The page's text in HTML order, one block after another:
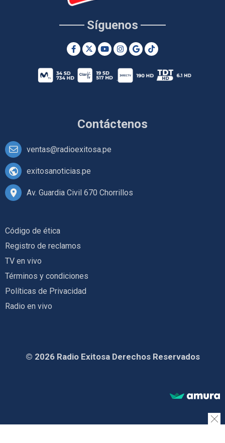
Contáctenos
ventas@radioexitosa.pe
exitosanoticias.pe
Av. Guardia Civil 670 Chorrillos
Síguenos
Código de ética
Registro de reclamos
TV en vivo
Términos y condiciones
Políticas de Privacidad
Radio en vivo
© 2026 Radio Exitosa Derechos Reservados